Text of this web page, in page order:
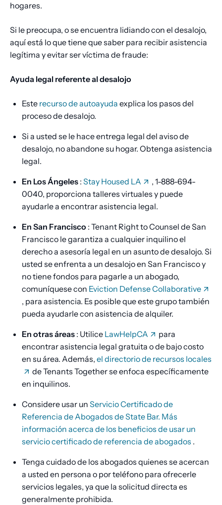
hogares.
Si le preocupa, o se encuentra lidiando con el desalojo,
aquí está lo que tiene que saber para recibir asistencia
legítima y evitar ser víctima de fraude:
Ayuda legal referente al desalojo
Este recurso de autoayuda explica los pasos del
proceso de desalojo.
Si a usted se le hace entrega legal del aviso de
desalojo, no abandone su hogar. Obtenga asistencia
legal.
En Los Ángeles : Stay Housed LA
, 1-888-694-
0040, proporciona talleres virtuales y puede
ayudarle a encontrar asistencia legal.
En San Francisco : Tenant Right to Counsel de San
Francisco le garantiza a cualquier inquilino el
derecho a asesoría legal en un asunto de desalojo. Si
usted se enfrenta a un desalojo en San Francisco y
no tiene fondos para pagarle a un abogado,
comuníquese con Eviction Defense Collaborative
, para asistencia. Es posible que este grupo también
pueda ayudarle con asistencia de alquiler.
En otras áreas : Utilice LawHelpCA
para
encontrar asistencia legal gratuita o de bajo costo
en su área. Además, el directorio de recursos locales
de Tenants Together se enfoca específicamente
en inquilinos.
Considere usar un Servicio Certificado de
Referencia de Abogados de State Bar. Más
información acerca de los beneficios de usar un
servicio certificado de referencia de abogados .
Tenga cuidado de los abogados quienes se acercan
a usted en persona o por teléfono para ofrecerle
servicios legales, ya que la solicitud directa es
generalmente prohibida.